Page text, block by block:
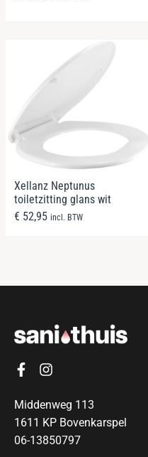
Xellanz Neptunus
toiletzitting glans wit
€ 52,95 incl. BTW
Middenweg 113
1611 KP Bovenkarspel
06-13850797